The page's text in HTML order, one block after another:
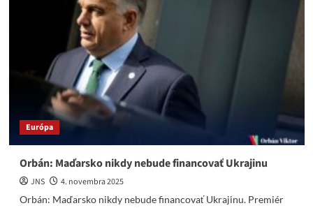
Európa
Orbán: Maďarsko nikdy nebude financovať Ukrajinu
JNS
4. novembra 2025
Orbán: Maďarsko nikdy nebude financovať Ukrajinu. Premiér